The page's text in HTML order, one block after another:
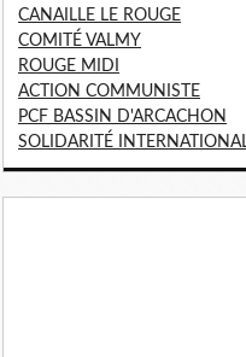
CANAILLE LE ROUGE
COMITÉ VALMY
ROUGE MIDI
ACTION COMMUNISTE
PCF BASSIN D'ARCACHON
SOLIDARITÉ